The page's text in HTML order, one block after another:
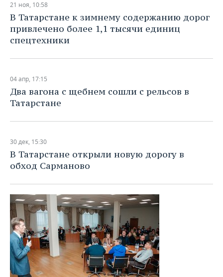
21 ноя, 10:58
В Татарстане к зимнему содержанию дорог
привлечено более 1,1 тысячи единиц
спецтехники
04 апр, 17:15
Два вагона с щебнем сошли с рельсов в
Татарстане
30 дек, 15:30
В Татарстане открыли новую дорогу в
обход Сарманово